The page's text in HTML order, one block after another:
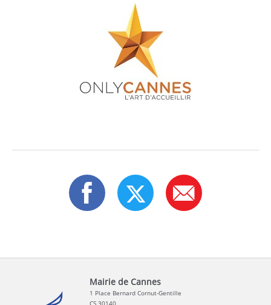
Mairie de Cannes
1 Place Bernard Cornut-Gentille
CS 30140